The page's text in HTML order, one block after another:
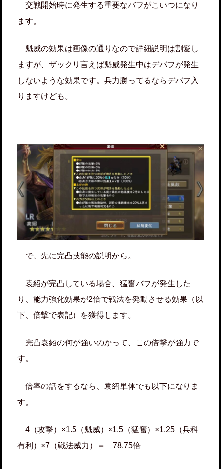
交戦開始時に発生する重要なバフがこいつになり
ます。
魁威の効果は画像の通りなので詳細説明は割愛し
ますが、ザックリ言えば魁威発生中はデバフが発生
しないような効果です。兵力勝ってるならデバフ入
りますけども。
で、先に完凸技能の説明から。
袁紹が完凸している場合、猛奮バフが発生した
り、能力強化効果が2倍で戦法を発動させる効果（以
下、倍撃で表記）を獲得します。
完凸袁紹の何が強いのかって、この倍撃が強力で
す。
倍率の話をするなら、袁紹単体でも以下になりま
す。
4（攻撃）×1.5（魁威）×1.5（猛奮）×1.25（兵科
有利）×7（戦法威力）＝ 78.75倍